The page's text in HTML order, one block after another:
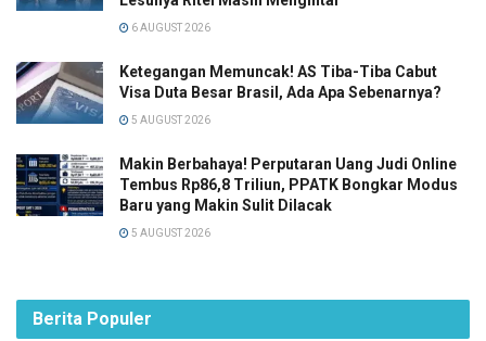
6 AUGUST 2026
Ketegangan Memuncak! AS Tiba-Tiba Cabut
Visa Duta Besar Brasil, Ada Apa Sebenarnya?
5 AUGUST 2026
Makin Berbahaya! Perputaran Uang Judi Online
Tembus Rp86,8 Triliun, PPATK Bongkar Modus
Baru yang Makin Sulit Dilacak
5 AUGUST 2026
Berita Populer